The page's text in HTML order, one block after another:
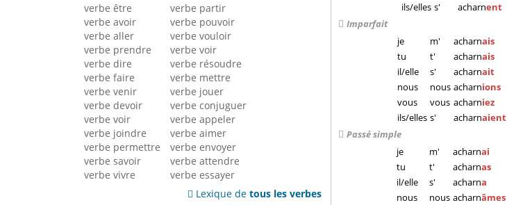
ils/elles s' acharnent
Imparfait
je
m' acharnais
tu
t' acharnais
il/elle
s' acharnait
nous
nous acharnions
vous
vous acharniez
ils/elles s' acharnaient
Passé simple
je
m' acharnai
tu
t' acharnas
il/elle
s' acharna
nous
nous acharnâmes
verbe être
verbe avoir
verbe aller
verbe prendre
verbe dire
verbe faire
verbe venir
verbe devoir
verbe voir
verbe joindre
verbe permettre
verbe savoir
verbe vivre
verbe partir
verbe pouvoir
verbe vouloir
verbe voir
verbe résoudre
verbe mettre
verbe jouer
verbe conjuguer
verbe appeler
verbe aimer
verbe envoyer
verbe attendre
verbe essayer
 Lexique detous les verbes